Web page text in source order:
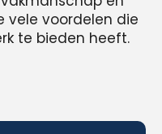
vele voordelen die
te bieden heeft.